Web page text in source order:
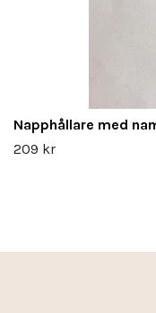
Napphållare med
209 kr